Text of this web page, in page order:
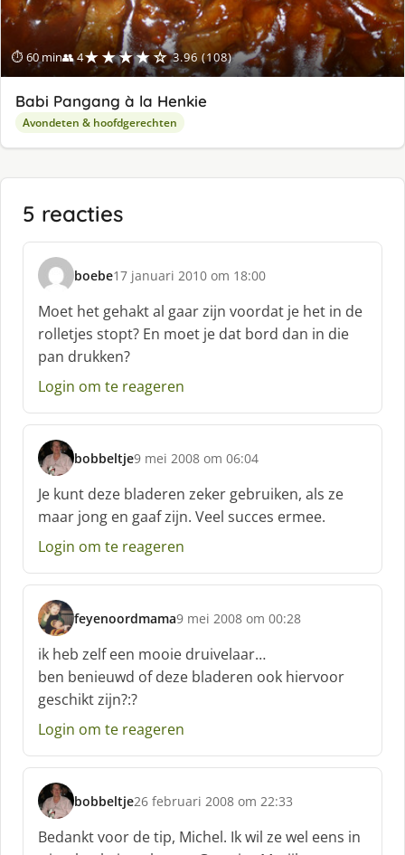
⏱ 60 min👥 4★★★★☆ 3.96 (108)
Babi Pangang à la Henkie
Avondeten & hoofdgerechten
5 reacties
boebe
s
c
h
r
e
e
:
17 januari 2010 om 18:00
Moet het gehakt al gaar zijn voordat je het in de
rolletjes stopt? En moet je dat bord dan in die
pan drukken?
Login om te reageren
bobbeltje
s
c
h
r
e
f
9 mei 2008 om 06:04
Je kunt deze bladeren zeker gebruiken, als ze
maar jong en gaaf zijn. Veel succes ermee.
Login om te reageren
feyenoordmama
s
c
h
r
e
e
:
9 mei 2008 om 00:28
ik heb zelf een mooie druivelaar…
ben benieuwd of deze bladeren ook hiervoor
geschikt zijn?:?
Login om te reageren
bobbeltje
s
c
h
26 februari 2008 om 22:33
Bedankt voor de tip, Michel. Ik wil ze wel eens in